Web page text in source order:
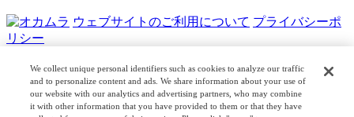
ウェブサイトのご利用について プライバシーポ
リシー
COPYRIGHT © OKAMURA CORPORATION. ALL RIGHTS
RESERVED.
日本公式 企業広報
We collect unique personal identifiers such as cookies to analyze our traffic
and to personalize content and ads. We share information about your use of
our website with our analytics and advertising partners, who may combine
it with other information that you have provided to them or that they have